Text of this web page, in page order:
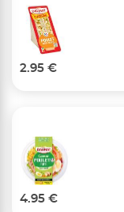
2.95 €
4.95 €